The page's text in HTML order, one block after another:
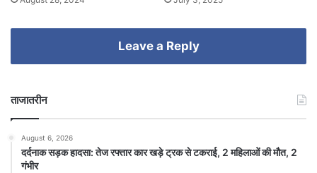
Leave a Reply
ताजातरीन
August 6, 2026
दर्दनाक सड़क हादसा: तेज रफ्तार कार खड़े ट्रक से टकराई, 2 महिलाओं की मौत, 2
गंभीर